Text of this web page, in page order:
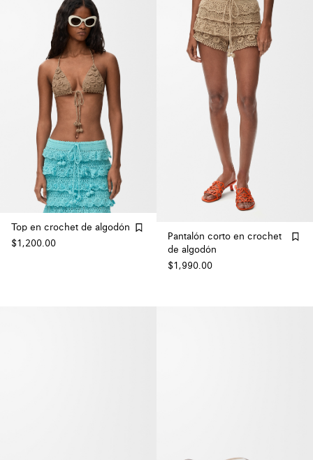
Top en crochet de algodón
$1,200.00
Pantalón corto en crochet
de algodón
$1,990.00